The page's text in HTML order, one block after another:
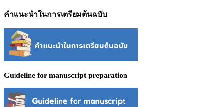
คำเเนะนำในการเตรียมต้นฉบับ
Guideline for manuscript preparation